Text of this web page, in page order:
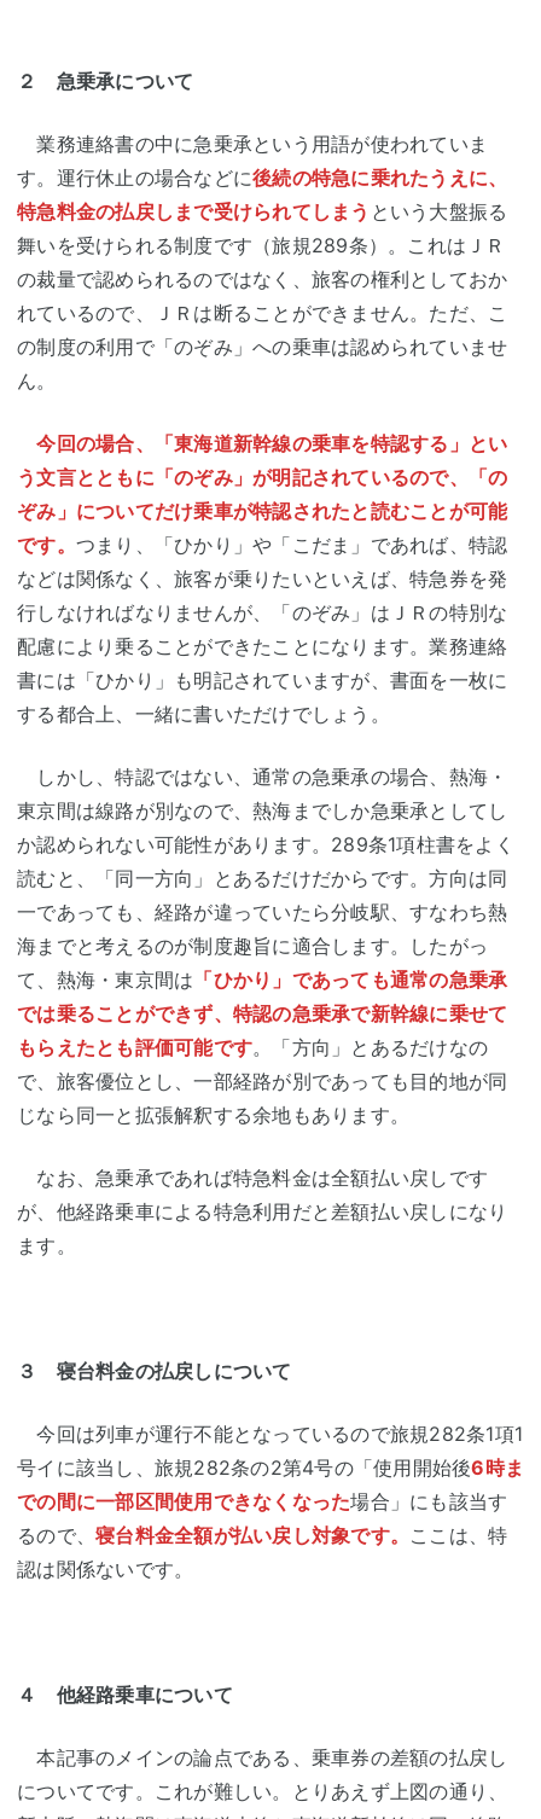
２ 急乗承について
業務連絡書の中に急乗承という用語が使われていま
す。運行休止の場合などに後続の特急に乗れたうえに、
特急料金の払戻しまで受けられてしまう という大盤振る
舞いを受けられる制度です（旅規289条）。これはＪＲ
の裁量で認められるのではなく、旅客の権利としておか
れているので、ＪＲは断ることができません。ただ、こ
の制度の利用で「のぞみ」への乗車は認められていませ
ん。
今回の場合、「東海道新幹線の乗車を特認する」とい
う文言とともに「のぞみ」が明記されているので、「の
ぞみ」についてだけ乗車が特認されたと読むことが可能
です。 つまり、「ひかり」や「こだま」であれば、特認
などは関係なく、旅客が乗りたいといえば、特急券を発
行しなければなりませんが、「のぞみ」はＪＲの特別な
配慮により乗ることができたことになります。業務連絡
書には「ひかり」も明記されていますが、書面を一枚に
する都合上、一緒に書いただけでしょう。
しかし、特認ではない、通常の急乗承の場合、熱海・
東京間は線路が別なので、熱海までしか急乗承としてし
か認められない可能性があります。289条1項柱書をよく
読むと、「同一方向」とあるだけだからです。方向は同
一であっても、経路が違っていたら分岐駅、すなわち熱
海までと考えるのが制度趣旨に適合します。したがっ
て、熱海・東京間は 「ひかり」であっても通常の急乗承
では乗ることができず、 特認の急乗承で新幹線に乗せて
もらえたとも評価可能です。「方向」とあるだけなの
で、旅客優位とし、一部経路が別であっても目的地が同
じなら同一と拡張解釈する余地もあります。
なお、急乗承であれば特急料金は全額払い戻しです
が、他経路乗車による特急利用だと差額払い戻しになり
ます。
３ 寝台料金の払戻しについて
今回は列車が運行不能となっているので旅規282条1項1
号イに該当し、旅規282条の2第4号の「使用開始後6時ま
での間に一部区間使用できなくなった場合」にも該当す
るので、 寝台料金全額が払い戻し対象です。 ここは、特
認は関係ないです。
４ 他経路乗車について
本記事のメインの論点である、乗車券の差額の払戻し
についてです。これが難しい。とりあえず上図の通り、